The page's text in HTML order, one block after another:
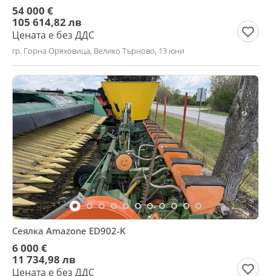
54 000 €
105 614,82 лв
Цената е без ДДС
гр. Горна Оряховица, Велико Търново, 13 юни
Сеялка Amazone ED902-K
6 000 €
11 734,98 лв
Цената е без ДДС